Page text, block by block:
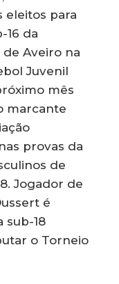
eleitos para
16 da
Aveiro na
Juvenil
mês
marcante
provas da
de
Jogador de
é
sub-18
o Torneio